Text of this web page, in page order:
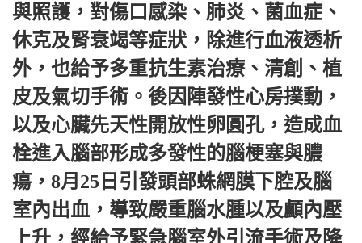
與照護，對傷口感染、肺炎、菌血症、
休克及腎衰竭等症狀，除進行血液透析
外，也給予多重抗生素治療、清創、植
皮及氣切手術。後因陣發性心房撲動，
以及心臟先天性開放性卵圓孔，造成血
栓進入腦部形成多發性的腦梗塞與膿
瘍，8月25日引發頭部蛛網膜下腔及腦
室內出血，導致嚴重腦水腫以及顱內壓
上升，經給予緊急腦室外引流手術及降